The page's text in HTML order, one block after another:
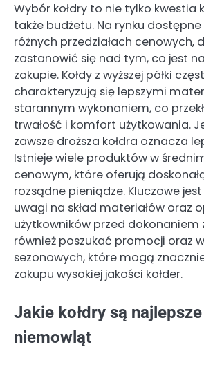
Wybór kołdry to nie tylko kwestia
także budżetu. Na rynku
różnych przedziałach cenowych,
zastanowić się nad tym, co jest
zakupie. Kołdy z wyższej półki
charakteryzują się lepszymi
starannym wykonaniem, co
trwałość i komfort użytkowania.
zawsze droższa kołdra oznacza
Istnieje wiele produktów w
cenowym, które oferują
rozsądne pieniądze. Kluczowe
uwagi na skład materiałów oraz
użytkowników przed dokonaniem
również poszukać promocji oraz
sezonowych, które mogą
zakupu wysokiej jakości kołder.
Jakie kołdry są
niemowląt